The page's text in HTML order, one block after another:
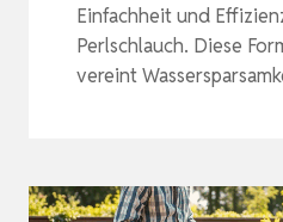
Einfachheit und
Perlschlauch. Diese
vereint